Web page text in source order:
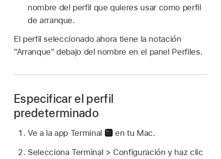
nombre del perfil que quieres usar como perfil
de arranque.
El perfil seleccionado ahora tiene la notación
"Arranque" debajo del nombre en el panel Perfiles.
Especificar el perfil
predeterminado
Ve a la app Terminal
en tu Mac.
Selecciona Terminal > Configuración y haz clic